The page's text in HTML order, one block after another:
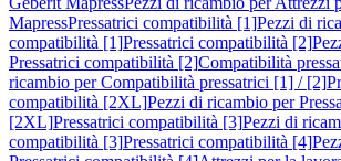
MapressPressatrici compatibilità [1]Pezzi di
compatibilità [1]Pressatrici compatibilità [2]
Pressatrici compatibilità [2]Compatibilità
ricambio per Compatibilità pressatrici [1] / [2]
compatibilità [2XL]Pezzi di ricambio per
[2XL]Pressatrici compatibilità [3]Pezzi di
compatibilità [3]Pressatrici compatibilità [4]